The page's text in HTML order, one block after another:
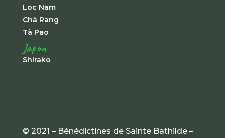
Loc Nam
Chà Rang
Tà Pao
Japon
Shirako
© 2021 – Bénédictines de Sainte Bathilde –